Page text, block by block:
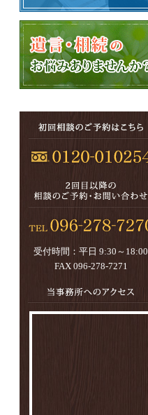
受付時間：平日 9:30～18:00
FAX 096-278-7271